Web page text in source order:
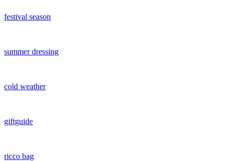
festival season
summer dressing
cold weather
giftguide
ricco bag